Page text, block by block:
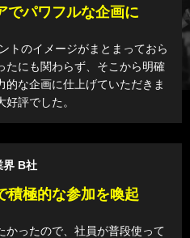
でパワフルな企画に
トのイメージがまとまっておら
たにも関わらず、そこから明確
な企画に仕上げていただきま
評でした。
積極的な参加を喚起
界 B社
かったので、社員が普段使って